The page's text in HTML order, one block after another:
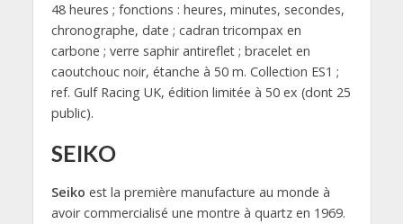
48 heures ; fonctions : heures, minutes, secondes,
chronographe, date ; cadran tricompax en
carbone ; verre saphir antireflet ; bracelet en
caoutchouc noir, étanche à 50 m. Collection ES1 ;
ref. Gulf Racing UK, édition limitée à 50 ex (dont 25
public).
SEIKO
Seiko est la première manufacture au monde à
avoir commercialisé une montre à quartz en 1969.